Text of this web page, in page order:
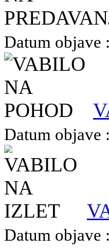
Datum objave
Datum objave
Datum objave